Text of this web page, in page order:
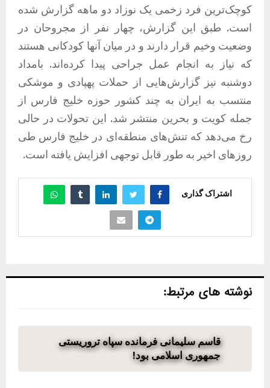
کوچک‌ترین فرد زخمی یک نوزاد دو ماهه گزارش شده
است. طبق این گزارش، چهار نفر از مجروحان در
وضعیت وخیم قرار دارند و در میان آنها کودکانی هستند
که نیاز به انجام عمل جراحی پیدا کرده‌اند. بامداد
دوشنبه نیز گزارش‌هایی از حملات پهپادی و موشکی
منتسب به ایران به چند کشور حوزه خلیج فارس از
جمله کویت و بحرین منتشر شد. این تحولات در حالی
رخ می‌دهد که تنش‌های منطقه‌ای در خلیج فارس طی
روزهای اخیر به طور قابل توجهی افزایش یافته است.
اشتراک گذاری
نوشته های مرتبط:
قاسم سلیمانی فرمانده سپاه تروریستی
جمهوری اسلامی بود!